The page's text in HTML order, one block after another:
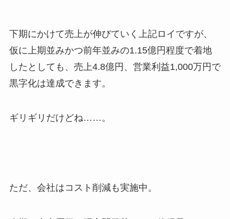
下期にかけて売上が伸びていく上記ロイですが、
仮に上期並みかつ前年並みの1.15億円程度で着地
したとしても、売上4.8億円、営業利益1,000万円で
黒字化は達成できます。
ギリギリだけどね……。
ただ、会社はコスト削減も実施中。